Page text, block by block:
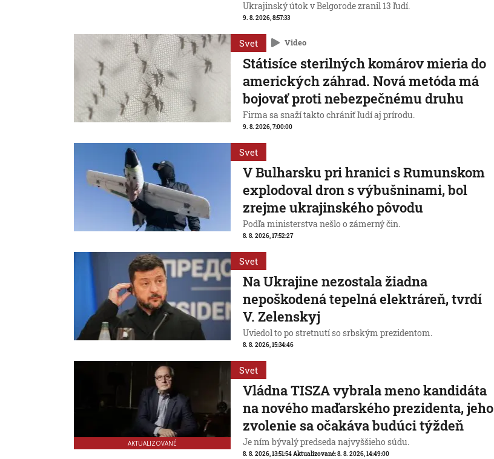
Ukrajinský útok v Belgorode zranil 13 ľudí.
9. 8. 2026, 8:57:33
Svet Video
Státisíce sterilných komárov mieria do
amerických záhrad. Nová metóda má
bojovať proti nebezpečnému druhu
Firma sa snaží takto chrániť ľudí aj prírodu.
9. 8. 2026, 7:00:00
Svet
V Bulharsku pri hranici s Rumunskom
explodoval dron s výbušninami, bol
zrejme ukrajinského pôvodu
Podľa ministerstva nešlo o zámerný čin.
8. 8. 2026, 17:52:27
Svet
Na Ukrajine nezostala žiadna
nepoškodená tepelná elektráreň, tvrdí
V. Zelenskyj
Uviedol to po stretnutí so srbským prezidentom.
8. 8. 2026, 15:34:46
AKTUALIZOVANÉ
Svet
Vládna TISZA vybrala meno kandidáta
na nového maďarského prezidenta, jeho
zvolenie sa očakáva budúci týždeň
Je ním bývalý predseda najvyššieho súdu.
8. 8. 2026, 13:51:54Aktualizované:8. 8. 2026, 14:49:00